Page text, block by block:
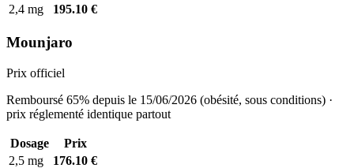
2,4 mg
195.10 €
Mounjaro
Prix officiel
Remboursé 65% depuis le 15/06/2026 (obésité, sous conditions) ·
prix réglementé identique partout
Dosage
Prix
2,5 mg
176.10 €